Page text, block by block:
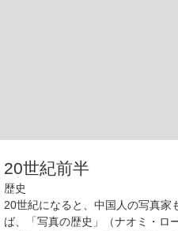
20世紀前半
歴史
20世紀になると、中国人の写真家
ば、「写真の歴史」（ナオミ・ロ